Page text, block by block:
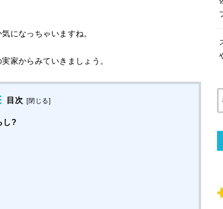
になっちゃいますね。
家からみていきましょう。
目次 [閉じる]
し?